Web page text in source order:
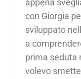
appena
con Giorgia
sviluppato
a
prima seduta
volevo